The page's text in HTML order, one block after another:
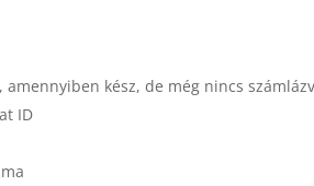
kész, de még nincs
ID